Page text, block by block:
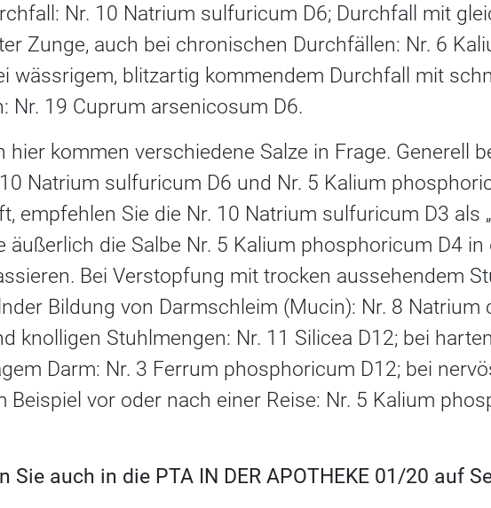
Nr. 10 Natrium sulfuricum D6; Durchfall mit
Zunge, auch bei chronischen Durchfällen: Nr. 6
wässrigem, blitzartig kommendem Durchfall mit
Nr. 19 Cuprum arsenicosum D6.
hier kommen verschiedene Salze in Frage. Generell
Natrium sulfuricum D6 und Nr. 5 Kalium
empfehlen Sie die Nr. 10 Natrium sulfuricum D3 als
äußerlich die Salbe Nr. 5 Kalium phosphoricum D4 in
Bei Verstopfung mit trocken aussehendem
Bildung von Darmschleim (Mucin): Nr. 8 Natrium
knolligen Stuhlmengen: Nr. 11 Silicea D12; bei
Darm: Nr. 3 Ferrum phosphoricum D12; bei
Beispiel vor oder nach einer Reise: Nr. 5 Kalium
Sie auch in die PTA IN DER APOTHEKE 01/20 auf